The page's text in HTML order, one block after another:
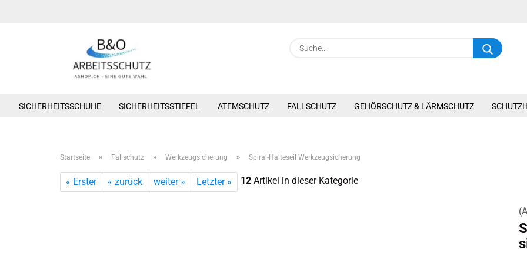
SICHERHEITSSCHUHE SICHERHEITSSTIEFEL ATEMSCHUTZ FALLSCHUTZ GEHÖRSCHUTZ & LÄRMSCHUTZ
Startseite » Fallschutz » Werkzeugsicherung » Spiral-Halteseil Werkzeugsicherung
« Erster « zurück weiter » Letzter » 12 Artikel in dieser Kategorie